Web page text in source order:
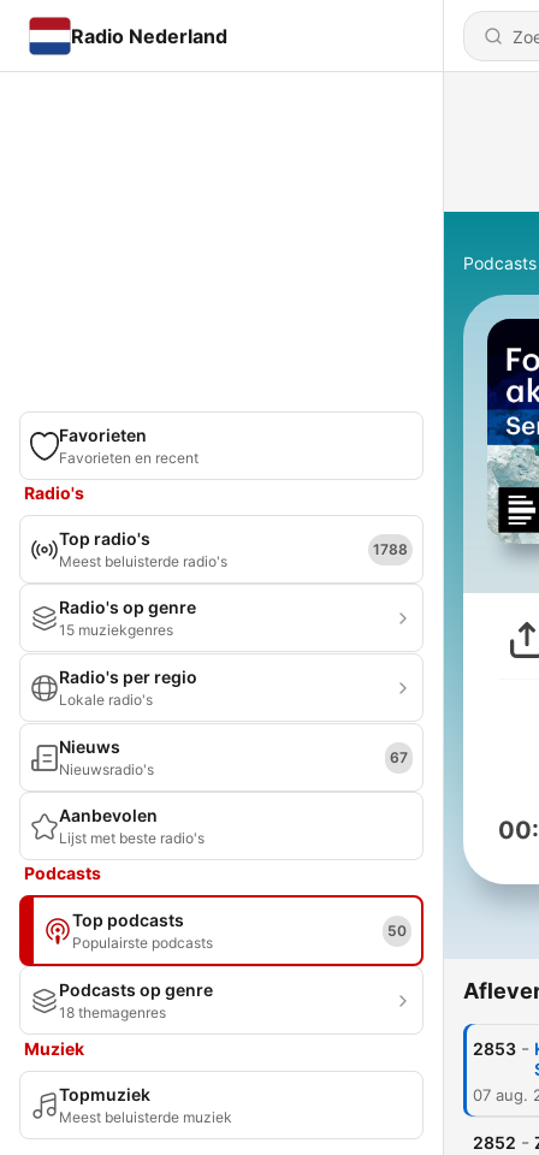
Radio Nederland
Favorieten
Favorieten en recent
Radio's
Top radio's
Meest beluisterde radio's
1788
Radio's op genre
15 muziekgenres
Radio's per regio
Lokale radio's
Nieuws
Nieuwsradio's
67
Aanbevolen
Lijst met beste radio's
Podcasts
Top podcasts
Populairste podcasts
50
Podcasts op genre
18 themagenres
Muziek
Topmuziek
Meest beluisterde muziek
Podcasts
2853 -
07 aug.
2852 -